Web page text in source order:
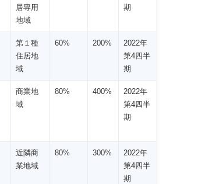
居専用
地域
期
第１種
住居地
域
60% 200%
2022年
第4四半
期
商業地
域
80% 400%
2022年
第4四半
期
近隣商
業地域
80% 300%
2022年
第4四半
期